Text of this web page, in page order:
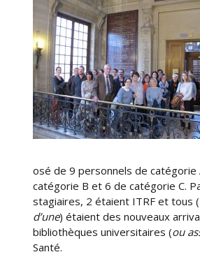
osé de 9 personnels de catégorie
catégorie B et 6 de catégorie C.
stagiaires, 2 étaient ITRF et tous (
d’une) étaient des nouveaux
bibliothèques universitaires (ou
Santé.